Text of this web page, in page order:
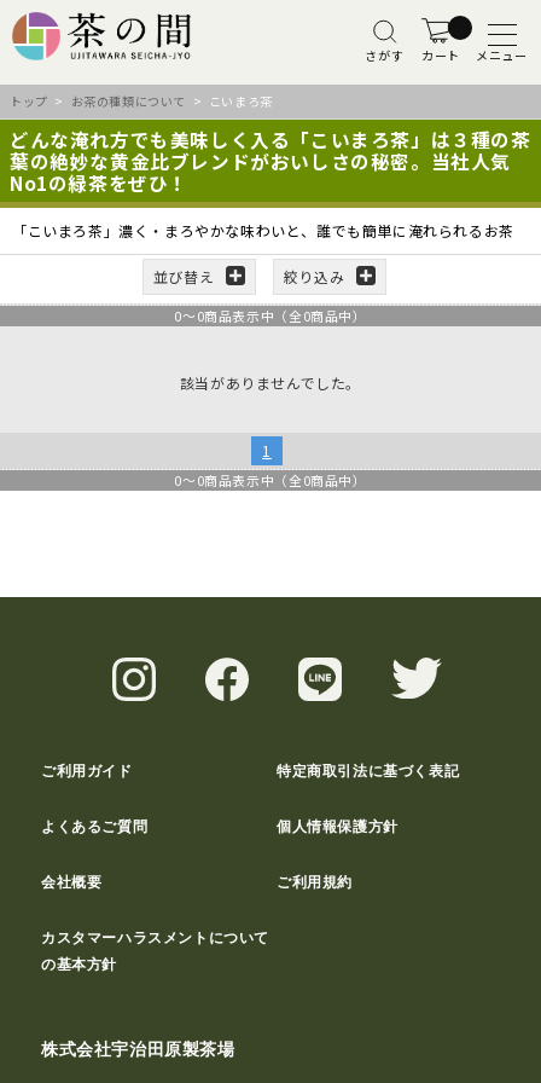
さがす カート メニュー
トップ > お茶の種類について > こいまろ茶
どんな淹れ方でも美味しく入る「こいまろ茶」は３種の茶
葉の絶妙な黄金比ブレンドがおいしさの秘密。当社人気
No1の緑茶をぜひ！
「こいまろ茶」濃く・まろやかな味わいと、誰でも簡単に淹れられるお茶
並び替え 絞り込み
0～0商品表示中（全0商品中）
該当がありませんでした。
1
0～0商品表示中（全0商品中）
ご利用ガイド 特定商取引法に基づく表記
よくあるご質問 個人情報保護方針
会社概要 ご利用規約
カスタマーハラスメントについて
の基本方針
株式会社宇治田原製茶場